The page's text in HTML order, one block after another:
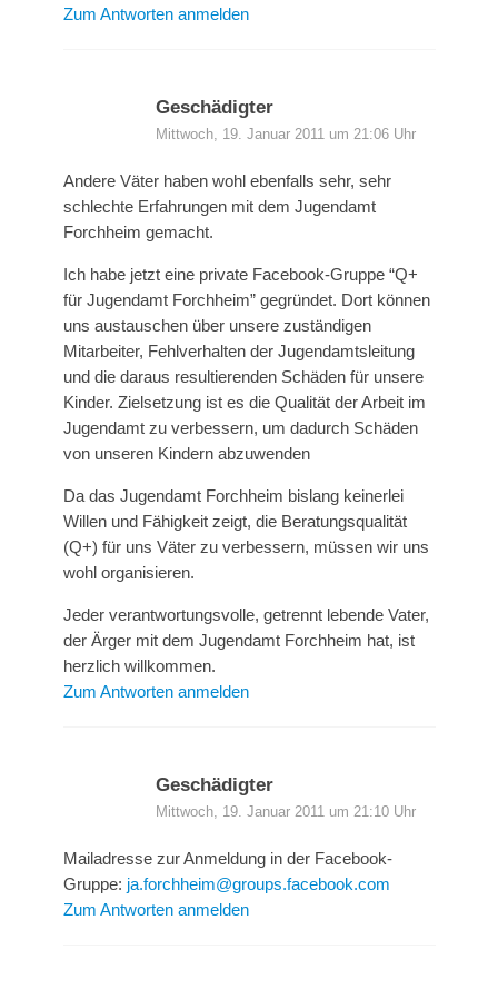
Zum Antworten anmelden
Geschädigter
Mittwoch, 19. Januar 2011 um 21:06 Uhr
Andere Väter haben wohl ebenfalls sehr, sehr
schlechte Erfahrungen mit dem Jugendamt
Forchheim gemacht.
Ich habe jetzt eine private Facebook-Gruppe “Q+
für Jugendamt Forchheim” gegründet. Dort können
uns austauschen über unsere zuständigen
Mitarbeiter, Fehlverhalten der Jugendamtsleitung
und die daraus resultierenden Schäden für unsere
Kinder. Zielsetzung ist es die Qualität der Arbeit im
Jugendamt zu verbessern, um dadurch Schäden
von unseren Kindern abzuwenden
Da das Jugendamt Forchheim bislang keinerlei
Willen und Fähigkeit zeigt, die Beratungsqualität
(Q+) für uns Väter zu verbessern, müssen wir uns
wohl organisieren.
Jeder verantwortungsvolle, getrennt lebende Vater,
der Ärger mit dem Jugendamt Forchheim hat, ist
herzlich willkommen.
Zum Antworten anmelden
Geschädigter
Mittwoch, 19. Januar 2011 um 21:10 Uhr
Mailadresse zur Anmeldung in der Facebook-
Gruppe: ja.forchheim@groups.facebook.com
Zum Antworten anmelden